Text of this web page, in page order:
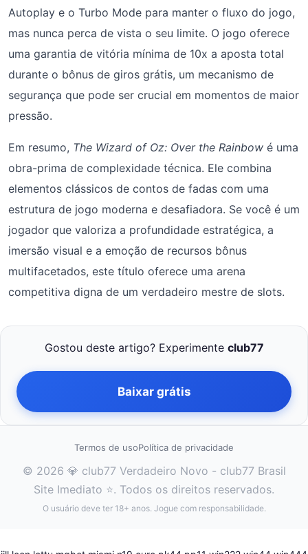
Autoplay e o Turbo Mode para manter o fluxo do jogo,
mas nunca perca de vista o seu limite. O jogo oferece
uma garantia de vitória mínima de 10x a aposta total
durante o bônus de giros grátis, um mecanismo de
segurança que pode ser crucial em momentos de maior
pressão.
Em resumo, The Wizard of Oz: Over the Rainbow é uma
obra-prima de complexidade técnica. Ele combina
elementos clássicos de contos de fadas com uma
estrutura de jogo moderna e desafiadora. Se você é um
jogador que valoriza a profundidade estratégica, a
imersão visual e a emoção de recursos bônus
multifacetados, este título oferece uma arena
competitiva digna de um verdadeiro mestre de slots.
Gostou deste artigo? Experimente club77
Baixar grátis
Termos de usoPolítica de privacidade
© 2026 💎 club77 Verdadeiro Novo - club77 Brasil
Site Imediato ⭐. Todos os direitos reservados.
O usuário deve ter 18+ anos. Jogue com responsabilidade.